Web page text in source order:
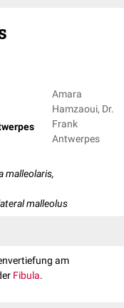
Amara
Hamzaoui, Dr.
Frank
Antwerpes
malleolaris,
malleolus
am
Fibula.